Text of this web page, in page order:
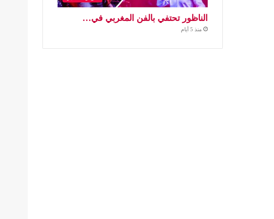
الناظور تحتفي بالفن المغربي في…
منذ 5 أيام